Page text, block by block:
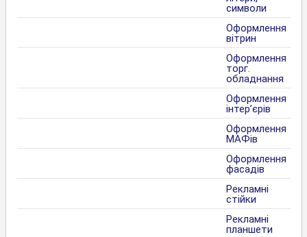
символи
Оформлення
вітрин
Оформлення
торг.
обладнання
Оформлення
інтер’єрів
Оформлення
МАФів
Оформлення
фасадів
Рекламні
стійки
Рекламні
планшети